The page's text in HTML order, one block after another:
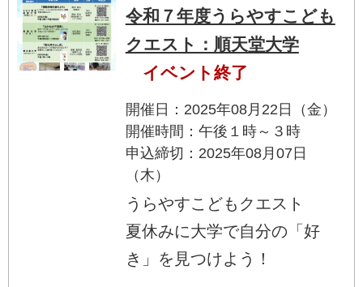
令和７年度うらやすこども
クエスト：順天堂大学
イベント終了
開催日：2025年08月22日（金）
開催時間：午後１時～３時
申込締切：2025年08月07日
（木）
うらやすこどもクエスト
夏休みに大学で自分の「好
き」を見つけよう！